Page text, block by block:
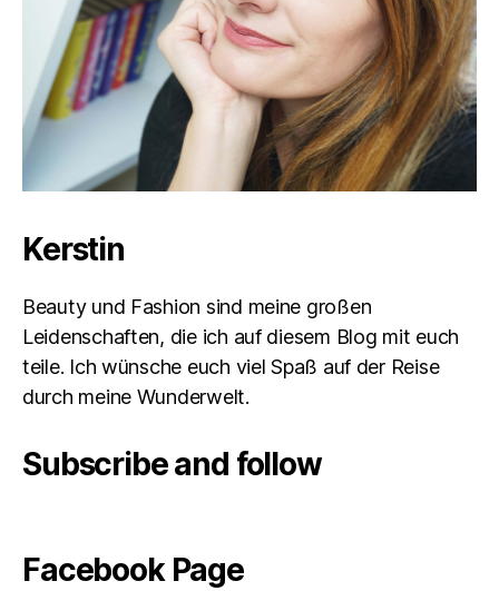
Kerstin
Beauty und Fashion sind meine großen
Leidenschaften, die ich auf diesem Blog mit euch
teile. Ich wünsche euch viel Spaß auf der Reise
durch meine Wunderwelt.
Subscribe and follow
Facebook Page